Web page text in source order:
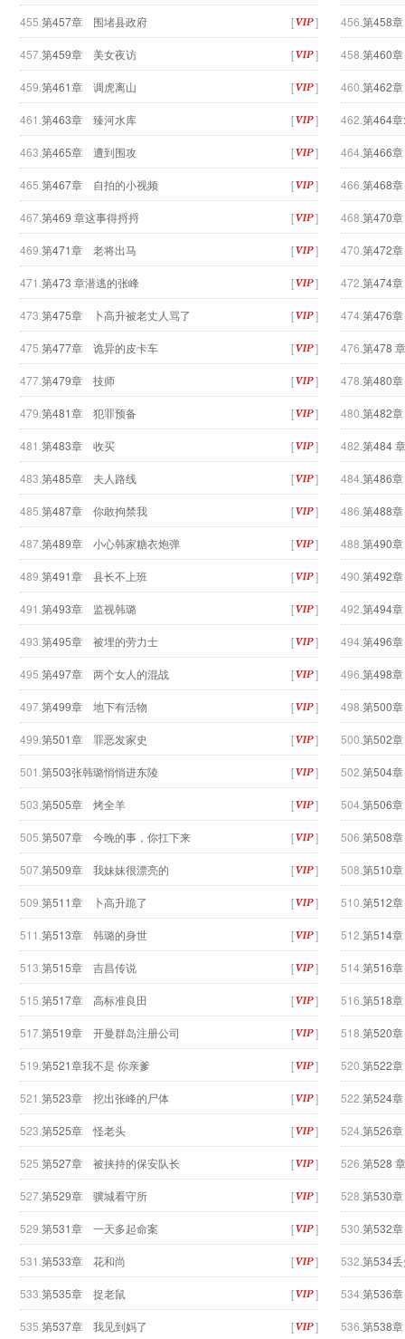
455. 第457章 围堵县政府 [ ] 456. 第458
457.第459章 美女夜访 [ ] 458. 第460
459. 第461章 调虎离山 [ ] 460. 第462
461. 第463章 臻河水库 [ ] 462. 第464
463. 第465章 遭到围攻 [ ] 464. 第466
465. 第467章 自拍的小视频 [ ] 466. 第468
467.第469 章这事得捋捋 [ ] 468. 第470
469. 第471章 老将出马 [ ] 470. 第472
471. 第473 章潜逃的张峰 [ ] 472. 第474
473. 第475章 卜高升被老丈人骂了 [ ] 474. 第476
475. 第477章 诡异的皮卡车 [ ] 476. 第478
477.第479章 技师 [ ] 478. 第480
479. 第481章 犯罪预备 [ ] 480. 第482
481. 第483章 收买 [ ] 482. 第484
483. 第485章 夫人路线 [ ] 484. 第486
485. 第487章 你敢拘禁我 [ ] 486. 第488
487.第489章 小心韩家糖衣炮弹 [ ] 488. 第490
489. 第491章 县长不上班 [ ] 490. 第492
491. 第493章 监视韩璐 [ ] 492. 第494
493. 第495章 被埋的劳力士 [ ] 494. 第496
495. 第497章 两个女人的混战 [ ] 496. 第498
497.第499章 地下有活物 [ ] 498. 第500
499. 第501章 罪恶发家史 [ ] 500. 第502
501. 第503张韩璐悄悄进东陵 [ ] 502. 第504
503. 第505章 烤全羊 [ ] 504. 第506
505. 第507章 今晚的事，你扛下来 [ ] 506. 第508
507.第509章 我妹妹很漂亮的 [ ] 508. 第510
509. 第511章 卜高升跪了 [ ] 510. 第512
511. 第513章 韩璐的身世 [ ] 512. 第514
513. 第515章 吉昌传说 [ ] 514. 第516
515. 第517章 高标准良田 [ ] 516. 第518
517.第519章 开曼群岛注册公司 [ ] 518. 第520
519. 第521章我不是 你亲爹 [ ] 520. 第522
521. 第523章 挖出张峰的尸体 [ ] 522. 第524
523. 第525章 怪老头 [ ] 524. 第526
525. 第527章 被挟持的保安队长 [ ] 526. 第528
527.第529章 骥城看守所 [ ] 528. 第530
529. 第531章 一天多起命案 [ ] 530. 第532
531. 第533章 花和尚 [ ] 532. 第534
533. 第535章 捉老鼠 [ ] 534. 第536
535. 第537章 我见到妈了 [ ] 536. 第538